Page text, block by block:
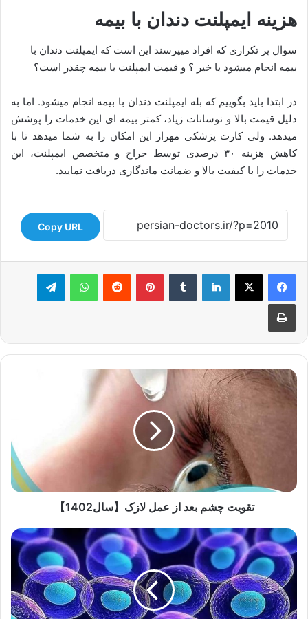
هزینه ایمپلنت دندان با بیمه
سوال پر تکراری که افراد میپرسند این است که ایمپلنت دندان با
بیمه انجام میشود یا خیر ؟ و قیمت ایمپلنت با بیمه چقدر است؟
در ابتدا باید بگوییم که بله ایمپلنت دندان با بیمه انجام میشود. اما به
دلیل قیمت بالا و نوسانات زیاد، کمتر بیمه ای این خدمات را پوشش
میدهد. ولی کارت پزشکی مهراز این امکان را به شما میدهد تا با
کاهش هزینه ۳۰ درصدی توسط جراح و متخصص ایمپلنت، این
خدمات را با کیفیت بالا و ضمانت ماندگاری دریافت نمایید.
Copy URL
لینکدین ‫تامبلر ‫پین‌ترست‫رددیت واتس آپ تلگرام
چاپ
تقویت
چشم
بعد
تقویت چشم بعد از عمل لازک【سال1402】
چه
بیماری
هایی
با
سلول
های